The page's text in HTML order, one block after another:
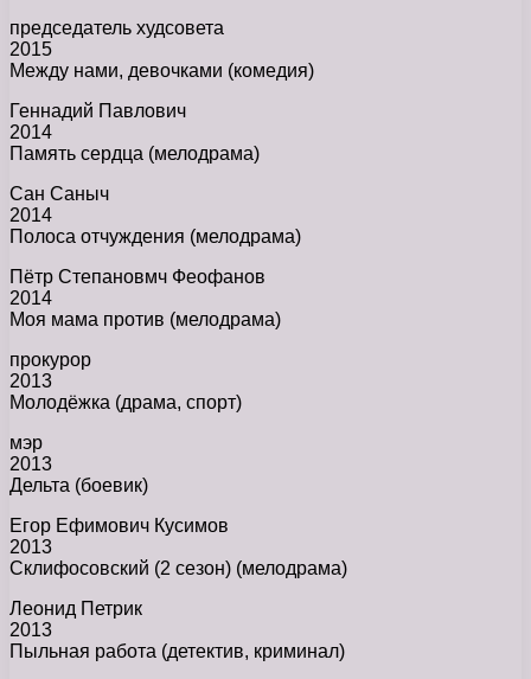
председатель худсовета
2015
Между нами, девочками (комедия)
Геннадий Павлович
2014
Память сердца (мелодрама)
Сан Саныч
2014
Полоса отчуждения (мелодрама)
Пётр Степановмч Феофанов
2014
Моя мама против (мелодрама)
прокурор
2013
Молодёжка (драма, спорт)
мэр
2013
Дельта (боевик)
Егор Ефимович Кусимов
2013
Склифосовский (2 сезон) (мелодрама)
Леонид Петрик
2013
Пыльная работа (детектив, криминал)